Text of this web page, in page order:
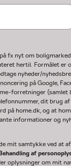
fx nyt om
hertil. Formålet
nyheder/
på Google,
forretninger
dit brug
home.dk, og at
informationer og
mit samtykke ved at
Behandling af
oplysninger om mit